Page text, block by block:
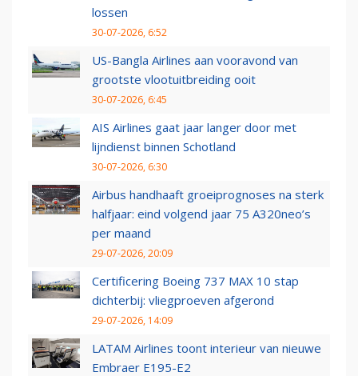
lossen
30-07-2026, 6:52
US-Bangla Airlines aan vooravond van
grootste vlootuitbreiding ooit
30-07-2026, 6:45
AIS Airlines gaat jaar langer door met
lijndienst binnen Schotland
30-07-2026, 6:30
Airbus handhaaft groeiprognoses na sterk
halfjaar: eind volgend jaar 75 A320neo’s
per maand
29-07-2026, 20:09
Certificering Boeing 737 MAX 10 stap
dichterbij: vliegproeven afgerond
29-07-2026, 14:09
LATAM Airlines toont interieur van nieuwe
Embraer E195-E2